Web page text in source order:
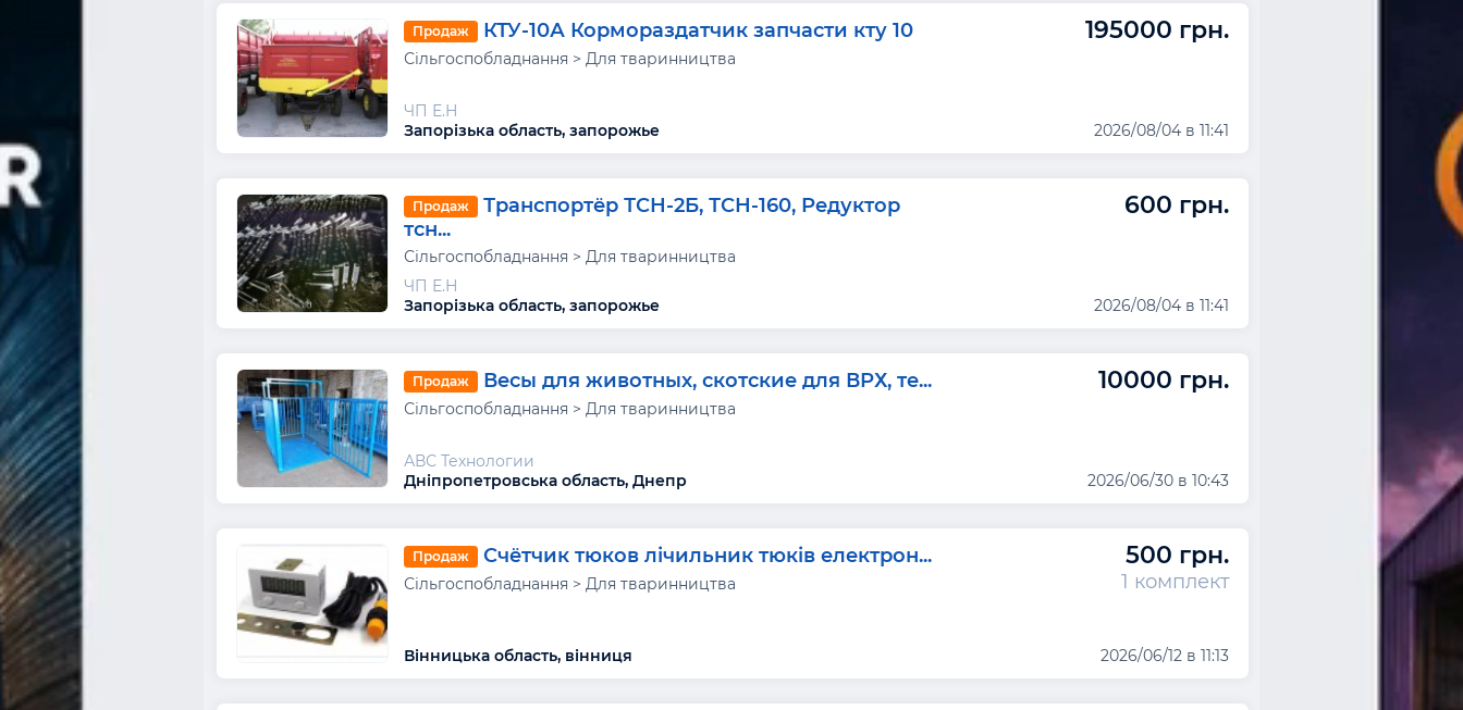
Продаж КТУ-10А Кормораздатчик запчасти кту 10 195000 грн.
Сільгоспобладнання > Для тваринництва
ЧП Е.Н
Запорізька область, запорожье
2026/08/04 в 11:41
Продаж
Транспортёр ТСН-2Б, ТСН-160, Редуктор
тсн...
600 грн.
Сільгоспобладнання > Для тваринництва
ЧП Е.Н
Запорізька область, запорожье
2026/08/04 в 11:41
Продаж Весы для животных, скотские для ВРХ, те... 10000 грн.
Сільгоспобладнання > Для тваринництва
АВС Технологии
Дніпропетровська область, Днепр
2026/06/30 в 10:43
Продаж Счётчик тюков лічильник тюків електрон... 500 грн.
Сільгоспобладнання > Для тваринництва 1 комплект
Вінницька область, вінниця 2026/06/12 в 11:13